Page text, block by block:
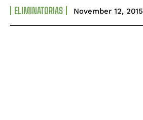
ELIMINATORIAS November 12, 2015